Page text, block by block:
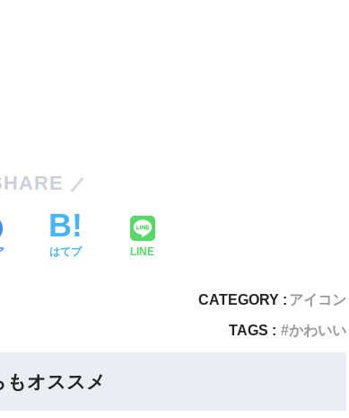
はてブ LINE
CATEGORY : アイコン
TAGS :
かわいい
もオススメ